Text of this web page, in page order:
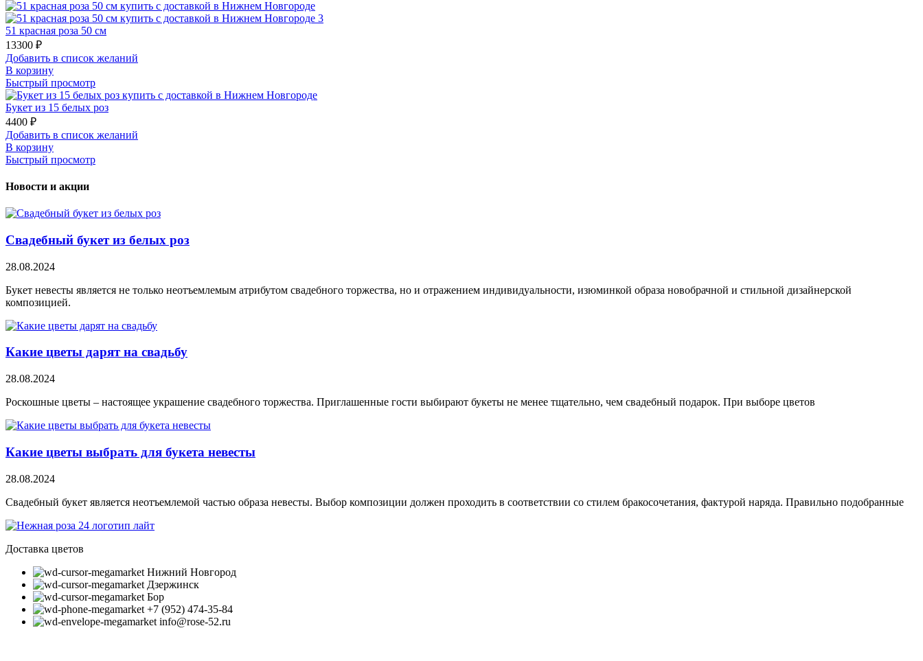
51 красная роза 50 см
13300 ₽
Добавить в список желаний
В корзину
Быстрый просмотр
Букет из 15 белых роз
4400 ₽
Добавить в список желаний
В корзину
Быстрый просмотр
Новости и акции
Свадебный букет из белых роз
28.08.2024
Букет невесты является не только неотъемлемым атрибутом свадебного торжества, но и отражением индивидуальности, изюминкой образа новобрачной и стильной дизайнерской
композицией.
Какие цветы дарят на свадьбу
28.08.2024
Роскошные цветы – настоящее украшение свадебного торжества. Приглашенные гости выбирают букеты не менее тщательно, чем свадебный подарок. При выборе цветов
Какие цветы выбрать для букета невесты
28.08.2024
Свадебный букет является неотъемлемой частью образа невесты. Выбор композиции должен проходить в соответствии со стилем бракосочетания, фактурой наряда. Правильно подобранные
Доставка цветов
Нижний Новгород
Дзержинск
Бор
+7 (952) 474-35-84
info@rose-52.ru